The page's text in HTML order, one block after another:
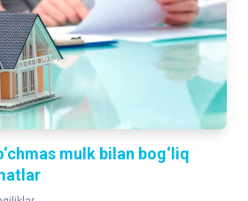
mulk bilan bog‘liq